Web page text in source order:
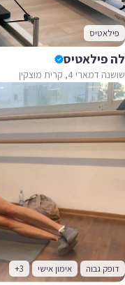
פילאטיס
לה פילאטיס
שושנה דמארי 4, קרית מוצקין
דופק גבוה אימון אישי +3